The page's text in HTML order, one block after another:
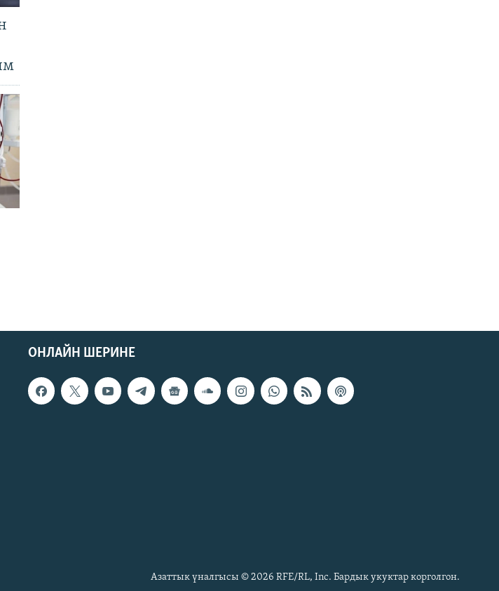
ОНЛАЙН ШЕРИНЕ
Азаттык үналгысы © 2026 RFE/RL, Inc. Бардык укуктар корголгон.